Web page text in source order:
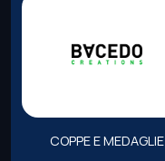
COPPE E MEDAGLIE